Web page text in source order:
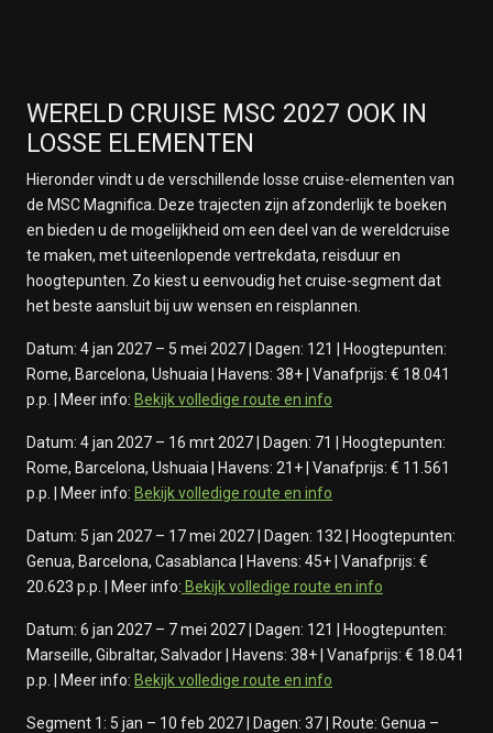
WERELD CRUISE MSC 2027 OOK IN
LOSSE ELEMENTEN
Hieronder vindt u de verschillende losse cruise-elementen van
de MSC Magnifica. Deze trajecten zijn afzonderlijk te boeken
en bieden u de mogelijkheid om een deel van de wereldcruise
te maken, met uiteenlopende vertrekdata, reisduur en
hoogtepunten. Zo kiest u eenvoudig het cruise-segment dat
het beste aansluit bij uw wensen en reisplannen.
Datum: 4 jan 2027 – 5 mei 2027 | Dagen: 121 | Hoogtepunten:
Rome, Barcelona, Ushuaia | Havens: 38+ | Vanafprijs: € 18.041
p.p. | Meer info: Bekijk volledige route en info
Datum: 4 jan 2027 – 16 mrt 2027 | Dagen: 71 | Hoogtepunten:
Rome, Barcelona, Ushuaia | Havens: 21+ | Vanafprijs: € 11.561
p.p. | Meer info: Bekijk volledige route en info
Datum: 5 jan 2027 – 17 mei 2027 | Dagen: 132 | Hoogtepunten:
Genua, Barcelona, Casablanca | Havens: 45+ | Vanafprijs: €
20.623 p.p. | Meer info: Bekijk volledige route en info
Datum: 6 jan 2027 – 7 mei 2027 | Dagen: 121 | Hoogtepunten:
Marseille, Gibraltar, Salvador | Havens: 38+ | Vanafprijs: € 18.041
p.p. | Meer info: Bekijk volledige route en info
Segment 1: 5 jan – 10 feb 2027 | Dagen: 37 | Route: Genua –